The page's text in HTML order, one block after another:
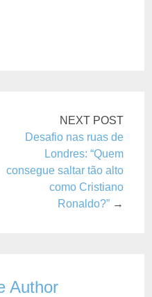
NEXT POST
Desafio nas ruas de
Londres: “Quem
consegue saltar tão alto
como Cristiano
Ronaldo?”→
Author